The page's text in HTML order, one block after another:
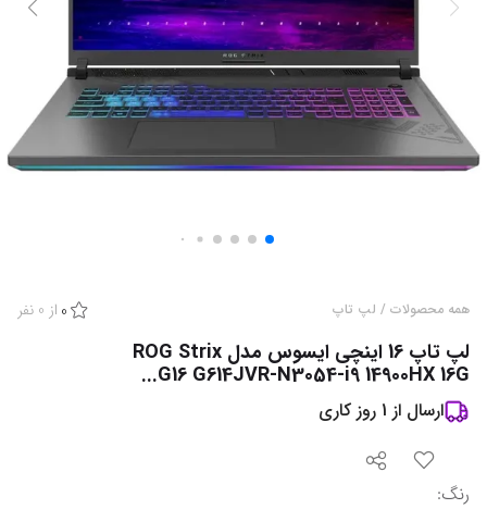
همه محصولات / لپ تاپ 0 از 0 نفر
لپ تاپ 16 اینچی ایسوس مدل ROG Strix
G16 G614JVR-N3054-i9 14900HX 16G...
ارسال از 1 روز کاری
رنگ: